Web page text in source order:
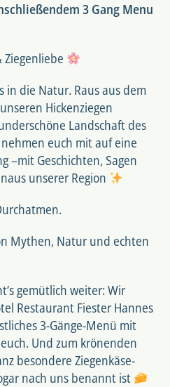
3 Gang Menu
in die Natur. Raus aus dem
Hickenziegen
Landschaft des
euch mit auf eine
–mit Geschichten, Sagen
unserer Region
Mythen, Natur und echten
gemütlich weiter: Wir
Restaurant Fiester Hannes
3-Gänge-Menü mit
Und zum krönenden
besondere Ziegenkäse-
nach uns benannt ist